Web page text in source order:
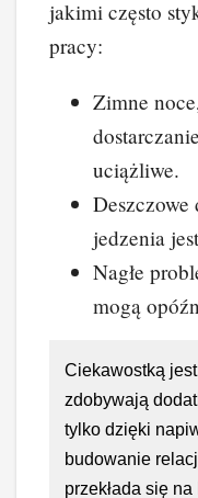
jakimi często
pracy:
Zimne
uciążliwe.
jedzenia
Nagłe
mogą
Ciekawostką
zdobywają
tylko dzięki
budowanie
przekłada się